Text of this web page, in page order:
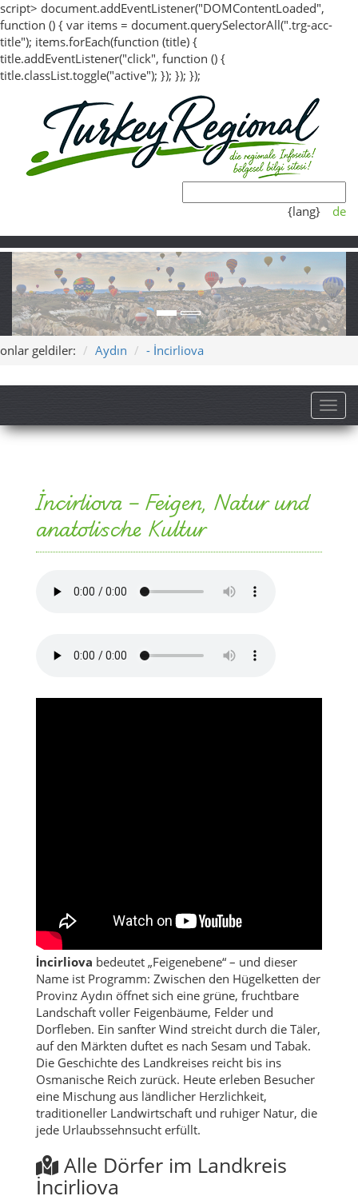
script> document.addEventListener("DOMContentLoaded",
function () { var items = document.querySelectorAll(".trg-acc-
title"); items.forEach(function (title) {
title.addEventListener("click", function () {
title.classList.toggle("active"); }); }); });
{lang} de
onlar geldiler: Aydın - İncirliova
İncirliova – Feigen, Natur und
anatolische Kultur
İncirliova bedeutet „Feigenebene“ – und dieser
Name ist Programm: Zwischen den Hügelketten der
Provinz Aydın öffnet sich eine grüne, fruchtbare
Landschaft voller Feigenbäume, Felder und
Dorfleben. Ein sanfter Wind streicht durch die Täler,
auf den Märkten duftet es nach Sesam und Tabak.
Die Geschichte des Landkreises reicht bis ins
Osmanische Reich zurück. Heute erleben Besucher
eine Mischung aus ländlicher Herzlichkeit,
traditioneller Landwirtschaft und ruhiger Natur, die
jede Urlaubssehnsucht erfüllt.
Alle Dörfer im Landkreis
İncirliova